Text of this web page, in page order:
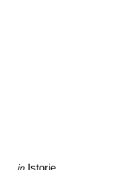
Categories
Posted
Istorie